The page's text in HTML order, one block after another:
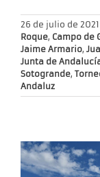
26 de julio de 2021
Roque, Campo de
Jaime Armario,
Junta de
Sotogrande,
Andaluz